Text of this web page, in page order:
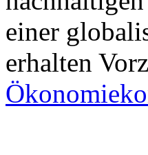
einer
erhalten